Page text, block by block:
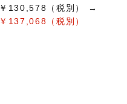
￥130,578（税別） →
￥137,068（税別）